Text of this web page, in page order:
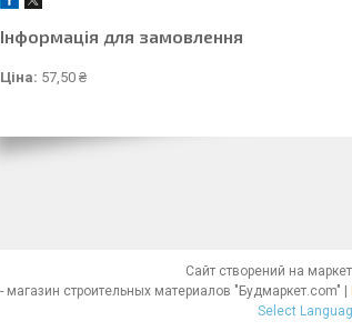
Інформація для замовлення
Ціна: 57,50 ₴
Сайт створений на
Интернет - магазин строительных материалов "Будмаркет.com" |
Select